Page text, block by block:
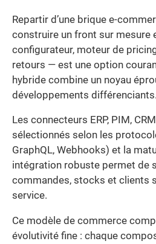
Repartir d’une brique e-
construire un front sur mesure
configurateur, moteur de
retours — est une option
hybride combine un noyau
développements différenciants.
Les connecteurs ERP, PIM,
sélectionnés selon les
GraphQL, Webhooks) et la
intégration robuste permet de
commandes, stocks et clients
service.
Ce modèle de commerce
évolutivité fine : chaque